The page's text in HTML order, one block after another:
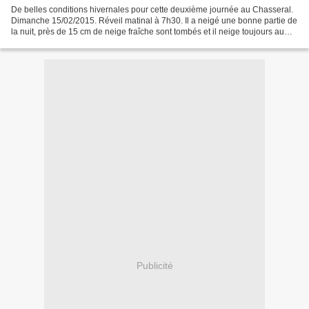
De belles conditions hivernales pour cette deuxième journée au Chasseral.
Dimanche 15/02/2015. Réveil matinal à 7h30. Il a neigé une bonne partie de
la nuit, près de 15 cm de neige fraîche sont tombés et il neige toujours au
Publicité